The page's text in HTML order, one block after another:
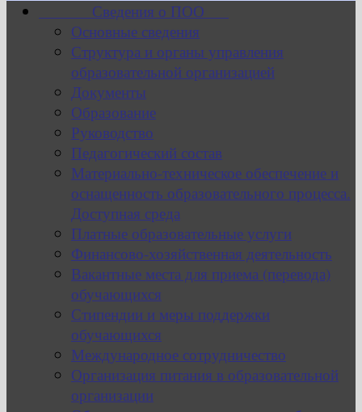
Сведения о ПОО
Основные сведения
Структура и органы управления
образовательной организацией
Документы
Образование
Руководство
Педагогический состав
Материально-техническое обеспечение и
оснащенность образовательного процесса.
Доступная среда
Платные образовательные услуги
Финансово-хозяйственная деятельность
Вакантные места для приема (перевода)
обучающихся
Стипендии и меры поддержки
обучающихся
Международное сотрудничество
Организация питания в образовательной
организации